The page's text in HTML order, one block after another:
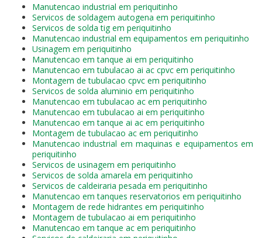
Manutencao industrial em periquitinho
Servicos de soldagem autogena em periquitinho
Servicos de solda tig em periquitinho
Manutencao industrial em equipamentos em periquitinho
Usinagem em periquitinho
Manutencao em tanque ai em periquitinho
Manutencao em tubulacao ai ac cpvc em periquitinho
Montagem de tubulacao cpvc em periquitinho
Servicos de solda aluminio em periquitinho
Manutencao em tubulacao ac em periquitinho
Manutencao em tubulacao ai em periquitinho
Manutencao em tanque ai ac em periquitinho
Montagem de tubulacao ac em periquitinho
Manutencao industrial em maquinas e equipamentos em
periquitinho
Servicos de usinagem em periquitinho
Servicos de solda amarela em periquitinho
Servicos de caldeiraria pesada em periquitinho
Manutencao em tanques reservatorios em periquitinho
Montagem de rede hidrantes em periquitinho
Montagem de tubulacao ai em periquitinho
Manutencao em tanque ac em periquitinho